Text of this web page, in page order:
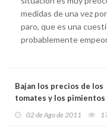
medidas de una vez
paro, que es una
probablemente
Bajan los precios de los
tomates y los pimientos
02 de Ago de 2011